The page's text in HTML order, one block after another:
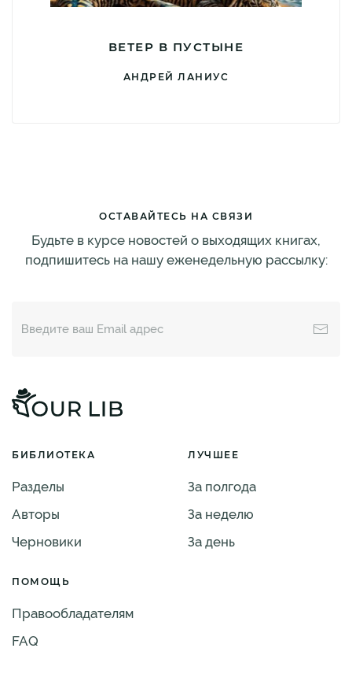
ВЕТЕР В ПУСТЫНЕ
АНДРЕЙ ЛАНИУС
ОСТАВАЙТЕСЬ НА СВЯЗИ
Будьте в курсе новостей о выходящих книгах,
подпишитесь на нашу еженедельную рассылку:
БИБЛИОТЕКА
Разделы
Авторы
Черновики
ЛУЧШЕЕ
За полгода
За неделю
За день
ПОМОЩЬ
Правообладателям
FAQ